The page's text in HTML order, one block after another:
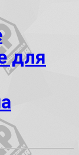
для